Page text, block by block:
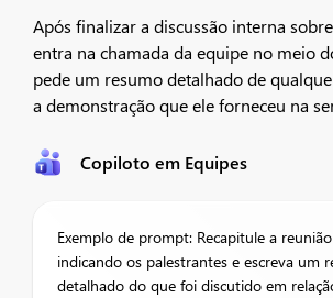
Após finalizar a discussão interna
entra na chamada da equipe no meio
pede um resumo detalhado de
a demonstração que ele forneceu na
Copiloto em Equipes
Exemplo de prompt: Recapitule a
indicando os palestrantes e escreva um
detalhado do que foi discutido em